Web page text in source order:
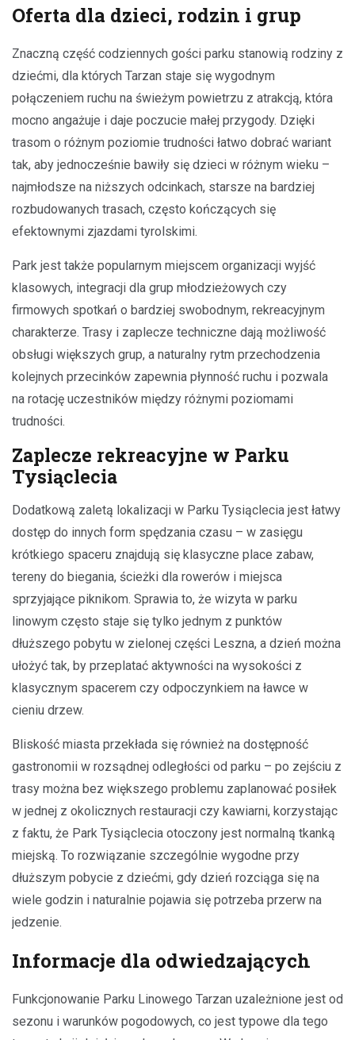
Oferta dla dzieci, rodzin i grup
Znaczną część codziennych gości parku stanowią rodziny z
dziećmi, dla których Tarzan staje się wygodnym
połączeniem ruchu na świeżym powietrzu z atrakcją, która
mocno angażuje i daje poczucie małej przygody. Dzięki
trasom o różnym poziomie trudności łatwo dobrać wariant
tak, aby jednocześnie bawiły się dzieci w różnym wieku –
najmłodsze na niższych odcinkach, starsze na bardziej
rozbudowanych trasach, często kończących się
efektownymi zjazdami tyrolskimi.
Park jest także popularnym miejscem organizacji wyjść
klasowych, integracji dla grup młodzieżowych czy
firmowych spotkań o bardziej swobodnym, rekreacyjnym
charakterze. Trasy i zaplecze techniczne dają możliwość
obsługi większych grup, a naturalny rytm przechodzenia
kolejnych przecinków zapewnia płynność ruchu i pozwala
na rotację uczestników między różnymi poziomami
trudności.
Zaplecze rekreacyjne w Parku
Tysiąclecia
Dodatkową zaletą lokalizacji w Parku Tysiąclecia jest łatwy
dostęp do innych form spędzania czasu – w zasięgu
krótkiego spaceru znajdują się klasyczne place zabaw,
tereny do biegania, ścieżki dla rowerów i miejsca
sprzyjające piknikom. Sprawia to, że wizyta w parku
linowym często staje się tylko jednym z punktów
dłuższego pobytu w zielonej części Leszna, a dzień można
ułożyć tak, by przeplatać aktywności na wysokości z
klasycznym spacerem czy odpoczynkiem na ławce w
cieniu drzew.
Bliskość miasta przekłada się również na dostępność
gastronomii w rozsądnej odległości od parku – po zejściu z
trasy można bez większego problemu zaplanować posiłek
w jednej z okolicznych restauracji czy kawiarni, korzystając
z faktu, że Park Tysiąclecia otoczony jest normalną tkanką
miejską. To rozwiązanie szczególnie wygodne przy
dłuższym pobycie z dziećmi, gdy dzień rozciąga się na
wiele godzin i naturalnie pojawia się potrzeba przerw na
jedzenie.
Informacje dla odwiedzających
Funkcjonowanie Parku Linowego Tarzan uzależnione jest od
sezonu i warunków pogodowych, co jest typowe dla tego